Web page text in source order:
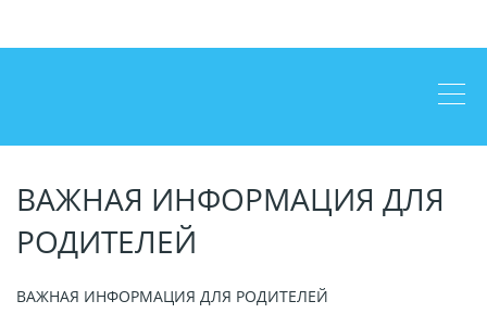
ВАЖНАЯ ИНФОРМАЦИЯ ДЛЯ
РОДИТЕЛЕЙ
ВАЖНАЯ ИНФОРМАЦИЯ ДЛЯ РОДИТЕЛЕЙ